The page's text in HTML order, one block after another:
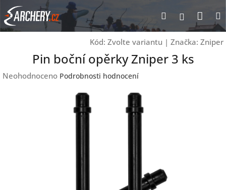
Přejít
na
obsah
Hledat
Kód: Zvolte variantu | Značka: Zniper
Pin boční opěrky Zniper 3 ks
Průměrné
Neohodnoceno Podrobnosti hodnocení